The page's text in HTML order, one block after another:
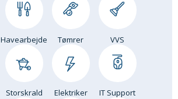
Havearbejde Tømrer VVS
Storskrald Elektriker IT Support